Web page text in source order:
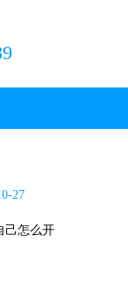
27
己怎么开